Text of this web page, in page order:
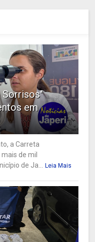
Sorrisos"
em
a Carreta
mais de mil
de Ja...
Leia Mais